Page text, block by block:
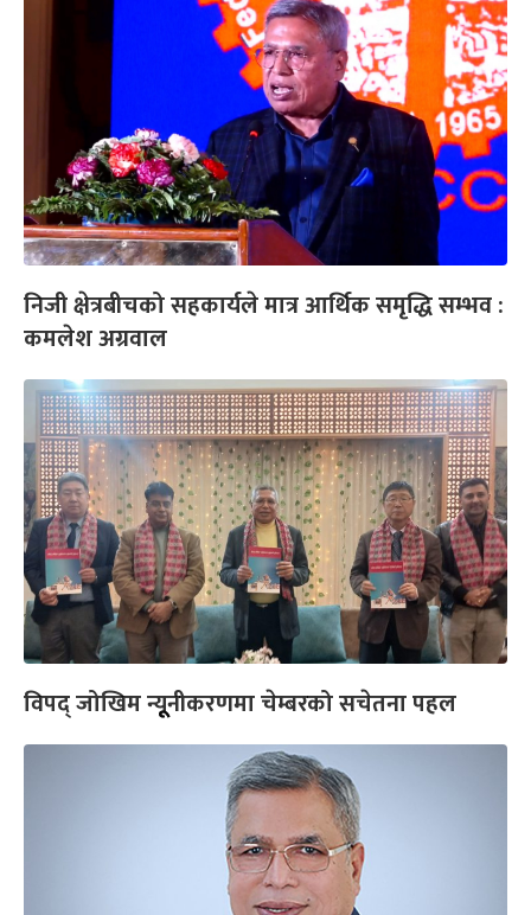
निजी क्षेत्रबीचको सहकार्यले मात्र आर्थिक समृद्धि सम्भव :
कमलेश अग्रवाल
विपद् जोखिम न्यूूनीकरणमा चेम्बरको सचेतना पहल